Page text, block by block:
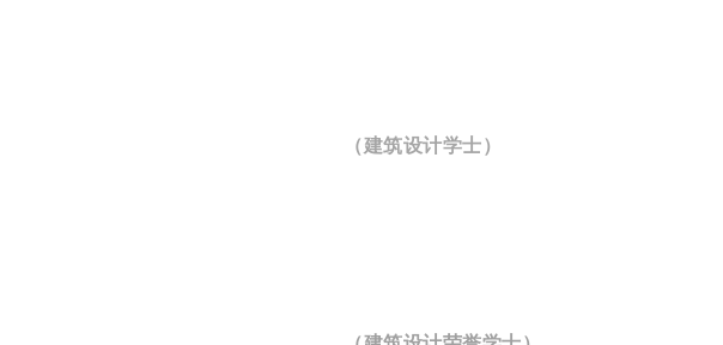
（建筑设计学士）